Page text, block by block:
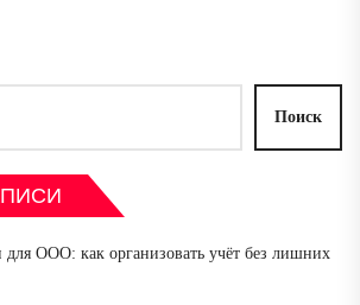
Поиск
для ООО: как организовать учёт без лишних